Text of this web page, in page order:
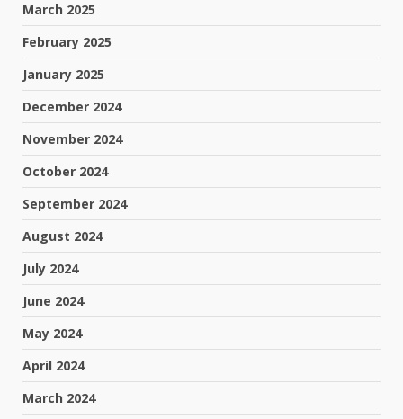
March 2025
February 2025
January 2025
December 2024
November 2024
October 2024
September 2024
August 2024
July 2024
June 2024
May 2024
April 2024
March 2024